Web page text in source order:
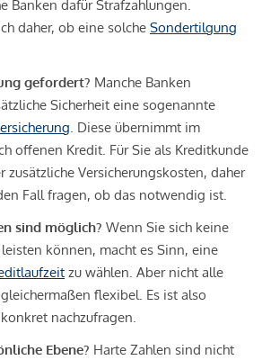
Banken dafür Strafzahlungen.
daher, ob eine solche Sondertilgung
gefordert? Manche Banken
Sicherheit eine sogenannte
. Diese übernimmt im
offenen Kredit. Für Sie als Kreditkunde
zusätzliche Versicherungskosten, daher
Fall fragen, ob das notwendig ist.
sind möglich? Wenn Sie sich keine
können, macht es Sinn, eine
zu wählen. Aber nicht alle
flexibel. Es ist also
nachzufragen.
Ebene? Harte Zahlen sind nicht